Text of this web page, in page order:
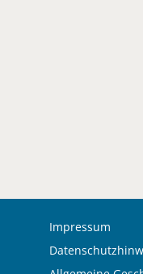
Impressum